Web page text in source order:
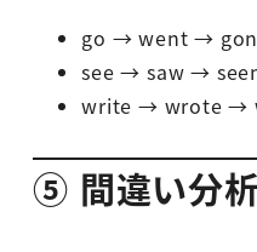
go → went →
see → saw →
write → wrote →
⑤ 間違い分